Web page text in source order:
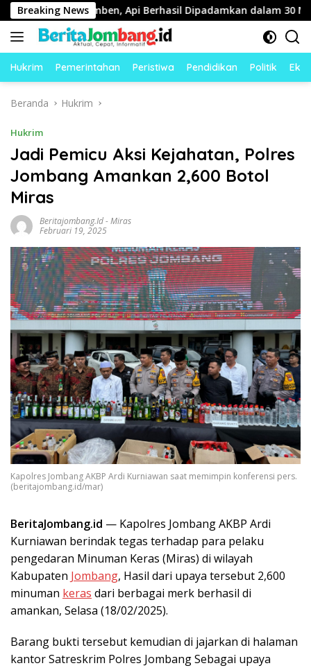
Langsung
ke
konten
Breaking News
di Kesamben, Api Berhasil Dipadamkan dalam 30 Menit
Hukrim Pemerintahan Peristiwa Pendidikan Politik
Beranda Hukrim
Hukrim
Jadi Pemicu Aksi Kejahatan, Polres
Jombang Amankan 2,600 Botol
Miras
Beritajombang.id-Miras
Februari 19, 2025
Kapolres Jombang AKBP Ardi Kurniawan saat memimpin konferensi pers.
(beritajombang.id/mar)
BeritaJombang.id — Kapolres Jombang AKBP Ardi
Kurniawan berindak tegas terhadap para pelaku
pengedaran Minuman Keras (Miras) di wilayah
Kabupaten Jombang, Hasil dari upaya tersebut 2,600
minuman keras dari berbagai merk berhasil di
amankan, Selasa (18/02/2025).
Barang bukti tersebut kemudian di jajarkan di halaman
kantor Satreskrim Polres Jombang Sebagai upaya